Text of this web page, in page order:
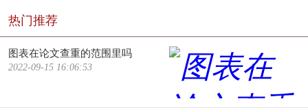
热门推荐
图表在论文查重的范围里吗
2022-09-15 16:06:53